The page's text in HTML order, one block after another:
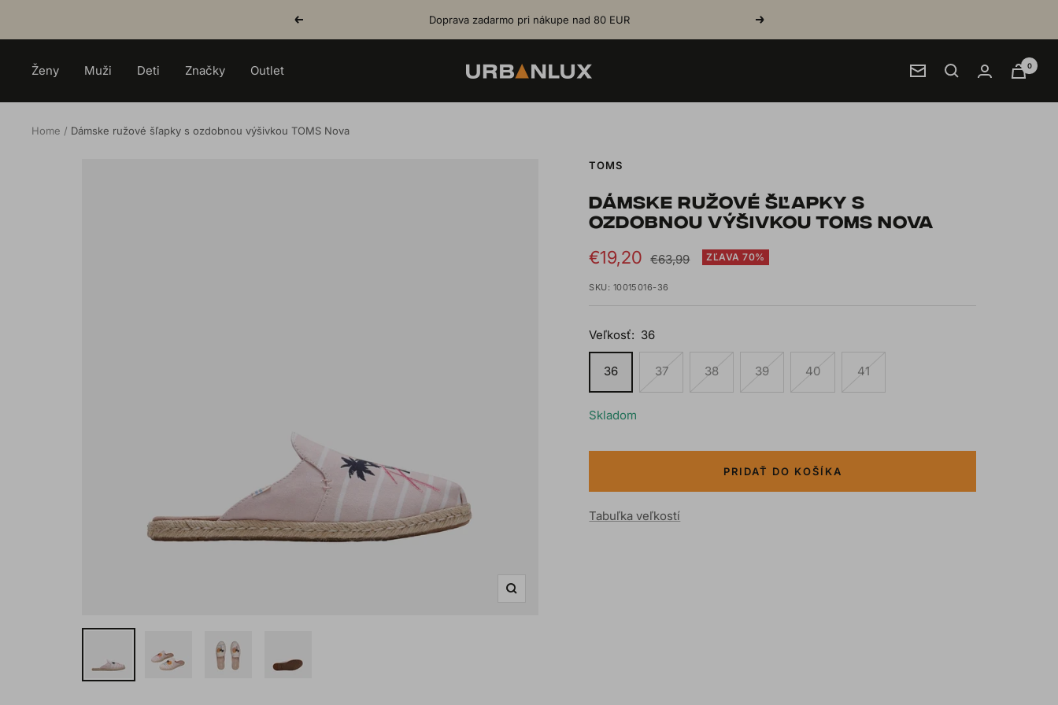
Previous Doprava zadarmo pri nákupe nad 80 EUR Next
Ženy Muži Deti Značky Outlet Urbanlux.sk Newsletter
0
Home Dámske ružové šľapky s ozdobnou výšivkou TOMS Nova
Zoom
TOMS
DÁMSKE RUŽOVÉ ŠĽAPKY S
OZDOBNOU VÝŠIVKOU TOMS NOVA
Sale
price
€19,20 Regular
€63,99 ZĽAVA 70%
SKU: 10015016-36
Veľkosť: 36
36 37 38 39 40 41
Skladom
PRIDAŤ DO KOŠÍKA
Tabuľka veľkostí